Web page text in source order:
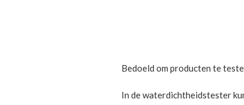
Bedoeld om producten te
In de waterdichtheidstester